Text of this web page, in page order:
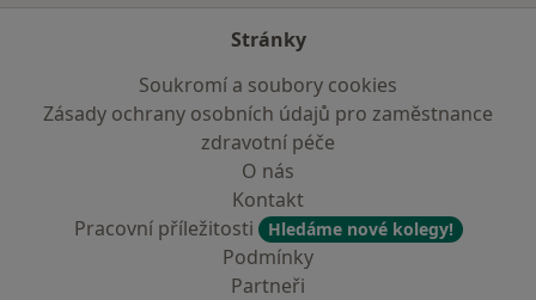
Stránky
Soukromí a soubory cookies
Zásady ochrany osobních údajů pro zaměstnance
zdravotní péče
O nás
Kontakt
Pracovní příležitosti
Hledáme nové kolegy!
Podmínky
Partneři